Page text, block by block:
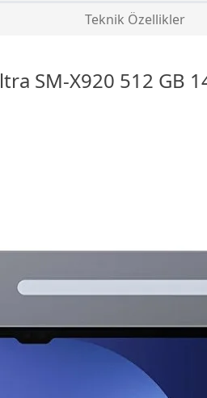
Teknik Özellikler
SM-X920 512 GB